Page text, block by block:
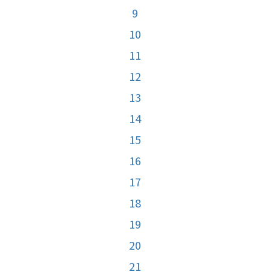
9
10
11
12
13
14
15
16
17
18
19
20
21